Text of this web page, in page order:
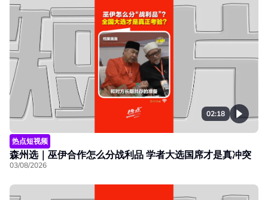
02:18
热点短视频
森州选｜巫伊合作怎么分战利品 学者大选国席才是真冲突
03/08/2026